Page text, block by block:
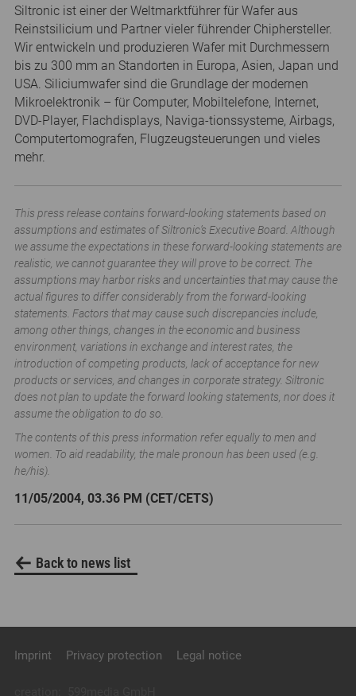
Siltronic ist einer der Weltmarktführer für Wafer aus
Reinstsilicium und Partner vieler führender Chiphersteller.
Wir entwickeln und produzieren Wafer mit Durchmessern
bis zu 300 mm an Standorten in Europa, Asien, Japan und
USA. Siliciumwafer sind die Grundlage der modernen
Mikroelektronik – für Computer, Mobiltelefone, Internet,
DVD-Player, Flachdisplays, Naviga-tionssysteme, Airbags,
Computertomografen, Flugzeugsteuerungen und vieles
mehr.
This press release contains forward-looking statements based on
assumptions and estimates of Siltronic’s Executive Board. Although
we assume the expectations in these forward-looking statements are
realistic, we cannot guarantee they will prove to be correct. The
assumptions may harbor risks and uncertainties that may cause the
actual figures to differ considerably from the forward-looking
statements. Factors that may cause such discrepancies include,
among other things, changes in the economic and business
environment, variations in exchange and interest rates, the
introduction of competing products, lack of acceptance for new
products or services, and changes in corporate strategy. Siltronic
does not plan to update the forward looking statements, nor does it
assume the obligation to do so.
The contents of this press information refer equally to men and
women. To aid readability, the male pronoun has been used (e.g.
he/his).
11/05/2004, 03.36 PM (CET/CETS)
Back to news list
Imprint Privacy protection Legal notice